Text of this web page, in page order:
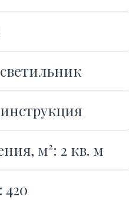
м²: 2 кв. м
420